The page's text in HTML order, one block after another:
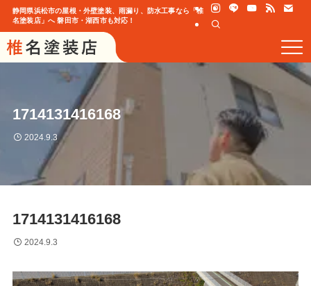
静岡県浜松市の屋根・外壁塗装、雨漏り、防水工事なら「椎
名塗装店」へ 磐田市・湖西市も対応！
1714131416168
2024.9.3
1714131416168
2024.9.3